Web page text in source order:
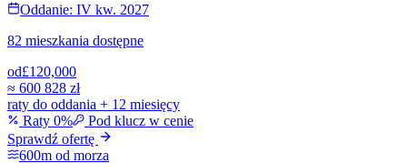
Oddanie: IV kw. 2027
82 mieszkania dostępne
od£120,000
≈ 600 828 zł
raty do oddania + 12 miesięcy
Raty 0%
Pod klucz w cenie
Sprawdź ofertę
600m od morza